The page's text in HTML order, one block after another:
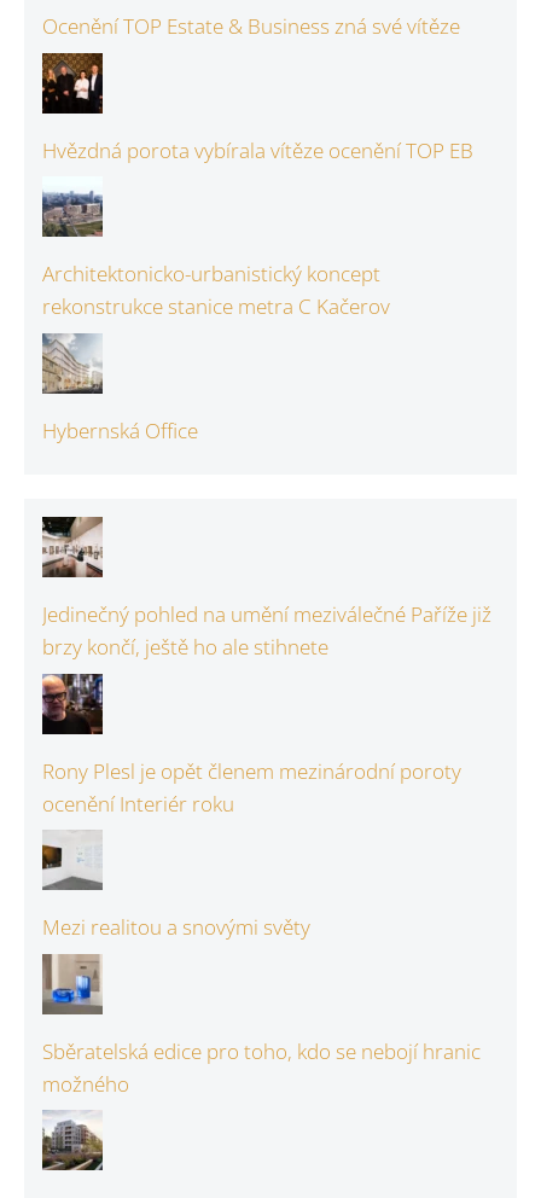
Ocenění TOP Estate & Business zná své vítěze
Hvězdná porota vybírala vítěze ocenění TOP EB
Architektonicko-urbanistický koncept
rekonstrukce stanice metra C Kačerov
Hybernská Office
Jedinečný pohled na umění meziválečné Paříže již
brzy končí, ještě ho ale stihnete
Rony Plesl je opět členem mezinárodní poroty
ocenění Interiér roku
Mezi realitou a snovými světy
Sběratelská edice pro toho, kdo se nebojí hranic
možného